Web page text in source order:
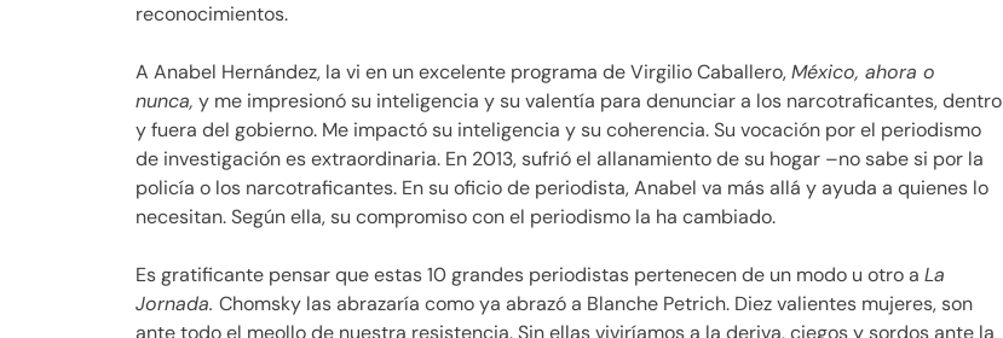
reconocimientos.
A Anabel Hernández, la vi en un excelente programa de Virgilio Caballero,México, ahora o
nunca, y me impresionó su inteligencia y su valentía para denunciar a los narcotraficantes, dentro
y fuera del gobierno. Me impactó su inteligencia y su coherencia. Su vocación por el periodismo
de investigación es extraordinaria. En 2013, sufrió el allanamiento de su hogar –no sabe si por la
policía o los narcotraficantes. En su oficio de periodista, Anabel va más allá y ayuda a quienes lo
necesitan. Según ella, su compromiso con el periodismo la ha cambiado.
Es gratificante pensar que estas 10 grandes periodistas pertenecen de un modo u otro a La
Jornada. Chomsky las abrazaría como ya abrazó a Blanche Petrich. Diez valientes mujeres, son
ante todo el meollo de nuestra resistencia. Sin ellas viviríamos a la deriva, ciegos y sordos ante la